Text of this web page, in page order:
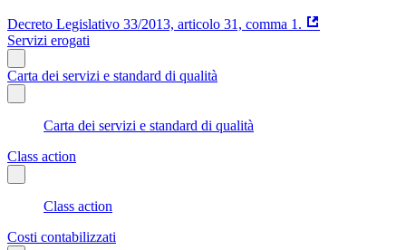
Decreto Legislativo 33/2013, articolo 31, comma 1.
Servizi erogati
Carta dei servizi e standard di qualità
Carta dei servizi e standard di qualità
Class action
Class action
Costi contabilizzati